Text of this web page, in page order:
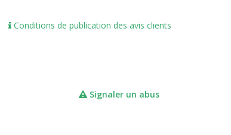
Conditions de publication des avis clients
Signaler un abus